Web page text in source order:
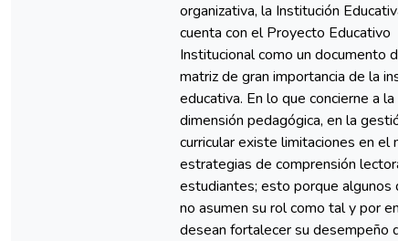
organizativa, la Institución Educativa
cuenta con el Proyecto Educativo
Institucional como un documento
matriz de gran importancia de la
educativa. En lo que concierne a la
dimensión pedagógica, en la gestión
curricular existe limitaciones en el
estrategias de comprensión lectora
estudiantes; esto porque algunos
no asumen su rol como tal y por
desean fortalecer su desempeño